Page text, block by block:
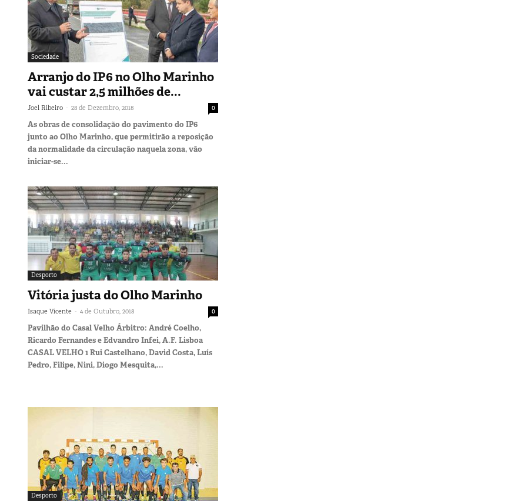
Sociedade
Arranjo do IP6 no Olho Marinho
vai custar 2,5 milhões de...
Joel Ribeiro - 28 de Dezembro, 2018 0
As obras de consolidação do pavimento do IP6
junto ao Olho Marinho, que permitirão a reposição
da normalidade da circulação naquela zona, vão
iniciar-se...
Desporto
Vitória justa do Olho Marinho
Isaque Vicente - 4 de Outubro, 2018 0
Pavilhão do Casal Velho Árbitro: André Coelho,
Ricardo Fernandes e Edvandro Infei, A.F. Lisboa
CASAL VELHO 1 Rui Castelhano, David Costa, Luís
Pedro, Filipe, Nini, Diogo Mesquita,...
Desporto